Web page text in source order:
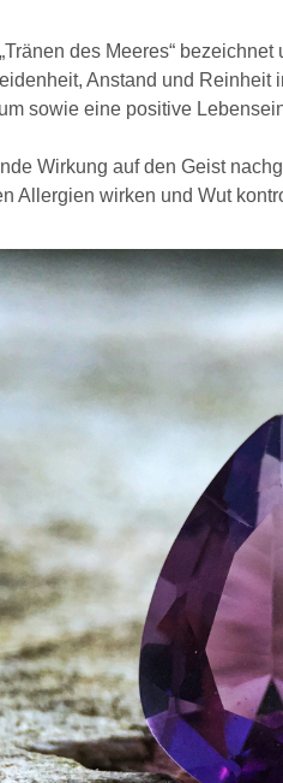
des Meeres“
Anstand und Reinheit
sowie eine positive
Wirkung auf den Geist
Allergien wirken und Wut